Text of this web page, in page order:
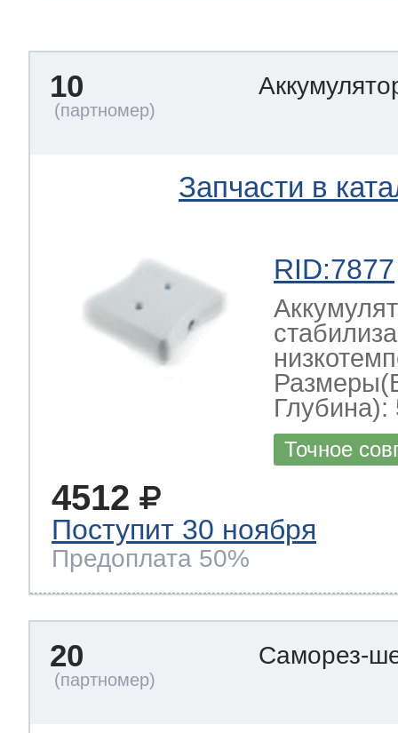
холод.камер
10
Запчасти в
RID:7877
Глубина):
Точное
4512
Поступит 30 ноября
Предоплата 50%
20 Саморез-